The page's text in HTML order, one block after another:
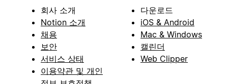
회사 소개
Notion 소개
채용
보안
서비스 상태
이용약관 및 개인
다운로드
iOS & Android
Mac & Windows
캘린더
Web Clipper